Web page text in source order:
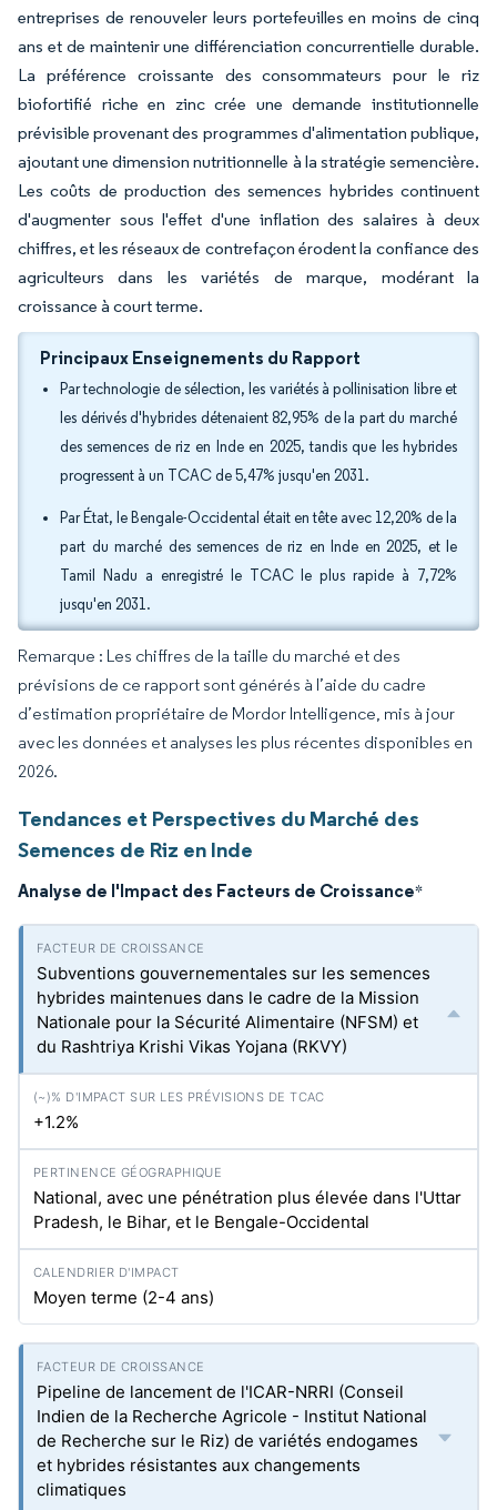
entreprises de renouveler leurs portefeuilles en moins de cinq
ans et de maintenir une différenciation concurrentielle durable.
La préférence croissante des consommateurs pour le riz
biofortifié riche en zinc crée une demande institutionnelle
prévisible provenant des programmes d'alimentation publique,
ajoutant une dimension nutritionnelle à la stratégie semencière.
Les coûts de production des semences hybrides continuent
d'augmenter sous l'effet d'une inflation des salaires à deux
chiffres, et les réseaux de contrefaçon érodent la confiance des
agriculteurs dans les variétés de marque, modérant la
croissance à court terme.
Principaux Enseignements du Rapport
Par technologie de sélection, les variétés à pollinisation libre et
les dérivés d'hybrides détenaient 82,95% de la part du marché
des semences de riz en Inde en 2025, tandis que les hybrides
progressent à un TCAC de 5,47% jusqu'en 2031.
Par État, le Bengale-Occidental était en tête avec 12,20% de la
part du marché des semences de riz en Inde en 2025, et le
Tamil Nadu a enregistré le TCAC le plus rapide à 7,72%
jusqu'en 2031.
Remarque : Les chiffres de la taille du marché et des
prévisions de ce rapport sont générés à l’aide du cadre
d’estimation propriétaire de Mordor Intelligence, mis à jour
avec les données et analyses les plus récentes disponibles en
2026.
Tendances et Perspectives du Marché des
Semences de Riz en Inde
Analyse de l'Impact des Facteurs de Croissance*
Subventions gouvernementales sur les semences
hybrides maintenues dans le cadre de la Mission
Nationale pour la Sécurité Alimentaire (NFSM) et
du Rashtriya Krishi Vikas Yojana (RKVY)
+1.2%
National, avec une pénétration plus élevée dans l'Uttar
Pradesh, le Bihar, et le Bengale-Occidental
Moyen terme (2-4 ans)
Pipeline de lancement de l'ICAR-NRRI (Conseil
Indien de la Recherche Agricole - Institut National
de Recherche sur le Riz) de variétés endogames
et hybrides résistantes aux changements
climatiques